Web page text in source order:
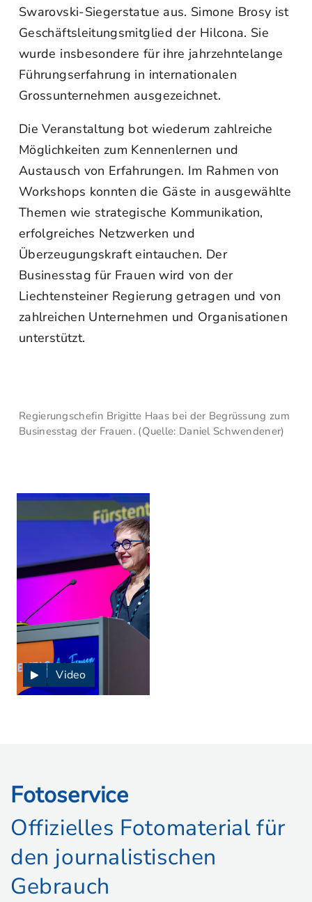
Swarovski-Siegerstatue aus. Simone Brosy ist
Geschäftsleitungsmitglied der Hilcona. Sie
wurde insbesondere für ihre jahrzehntelange
Führungserfahrung in internationalen
Grossunternehmen ausgezeichnet.
Die Veranstaltung bot wiederum zahlreiche
Möglichkeiten zum Kennenlernen und
Austausch von Erfahrungen. Im Rahmen von
Workshops konnten die Gäste in ausgewählte
Themen wie strategische Kommunikation,
erfolgreiches Netzwerken und
Überzeugungskraft eintauchen. Der
Businesstag für Frauen wird von der
Liechtensteiner Regierung getragen und von
zahlreichen Unternehmen und Organisationen
unterstützt.
Regierungschefin Brigitte Haas bei der Begrüssung zum
Businesstag der Frauen. (Quelle: Daniel Schwendener)
Video
Fotoservice
Offizielles Fotomaterial für
den journalistischen
Gebrauch